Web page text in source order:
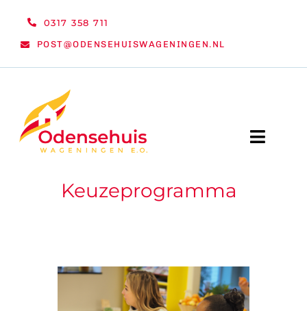
0317 358 711
POST@ODENSEHUISWAGENINGEN.NL
Toggle
WELKOMKeuzeprogramma